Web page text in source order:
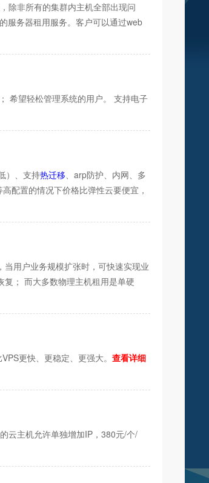
除非所有的集群内主机全部出现问
服务器租用服务。客户可以通过web
希望轻松管理系统的用户。 支持电子
）、支持热迁移、arp防护、内网、多
配置的情况下价格比弹性云要便宜，
用户业务规模扩张时，可快速实现业
； 而大多数物理主机租用是单硬
更快、更稳定、更强大。 查看详细
云主机允许单独增加IP，380元/个/